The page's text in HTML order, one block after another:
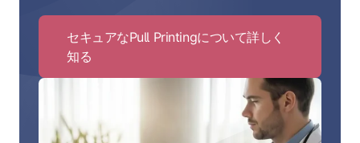
セキュアなPull Printingについて詳しく
知る
to
ュ